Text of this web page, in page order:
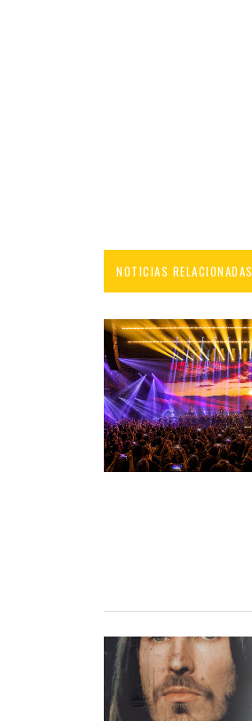
NOTICIAS RELACIONADAS